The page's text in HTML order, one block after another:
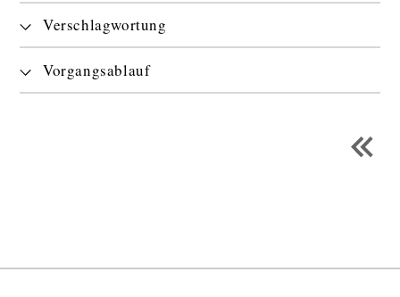
Verschlagwortung
Vorgangsablauf